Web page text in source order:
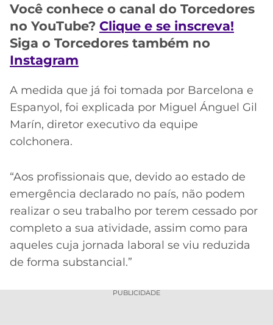
MELHORES
CASSINOS
ONLINE
2026
INTERNACIONAL
GRÊMIO
ATLÉTICO
MG
CAMPEÕES
LALIGA
Você conhece o canal do Torcedores
no YouTube? Clique e se inscreva!
Siga o Torcedores também no
Instagram
A medida que já foi tomada por Barcelona e
Espanyol, foi explicada por Miguel Ánguel Gil
Marín, diretor executivo da equipe
colchonera.
“Aos profissionais que, devido ao estado de
emergência declarado no país, não podem
realizar o seu trabalho por terem cessado por
completo a sua atividade, assim como para
aqueles cuja jornada laboral se viu reduzida
de forma substancial.”
PUBLICIDADE